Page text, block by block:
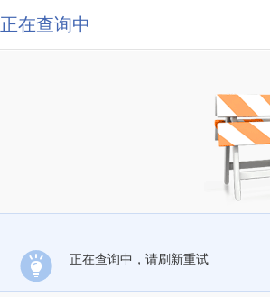
正在查询中
正在查询中，请刷新重试